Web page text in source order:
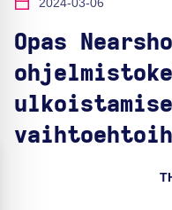
Opas